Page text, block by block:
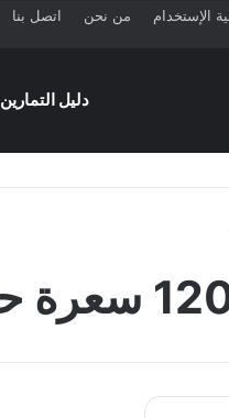
الإستخدام من نحن اتصل بنا
دليل التمارين